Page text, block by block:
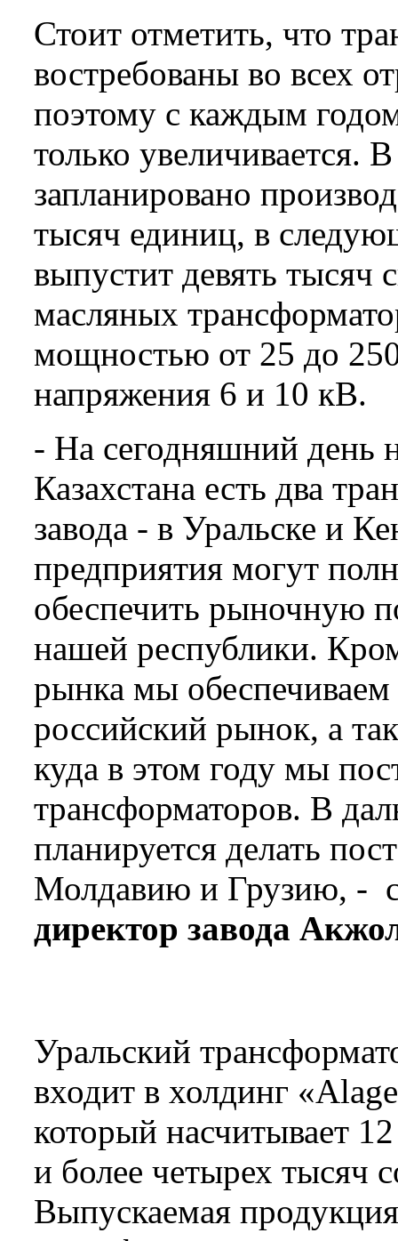
Стоит отметить, что
востребованы во всех
поэтому с каждым
только увеличивается.
запланировано
тысяч единиц, в
выпустит девять тысяч
масляных
мощностью от 25 до
напряжения 6 и 10 кВ.
- На сегодняшний день
Казахстана есть два
завода -­ в Уральске и
предприятия могут
обеспечить рыночную
нашей республики.
рынка мы обеспечиваем
российский рынок, а
куда в этом году мы
трансформаторов. В
планируется делать
Молдавию и Грузию, -­
директор завода
Уральский
входит в холдинг
который насчитывает
и более четырех тысяч
Выпускаемая